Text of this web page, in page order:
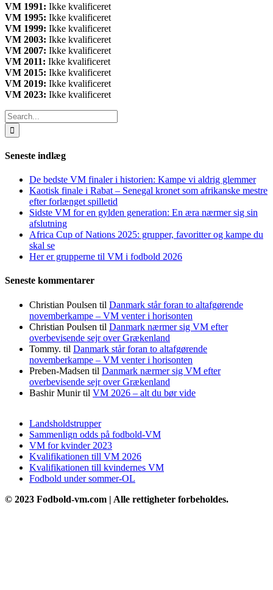
VM 1991: Ikke kvalificeret
VM 1995: Ikke kvalificeret
VM 1999: Ikke kvalificeret
VM 2003: Ikke kvalificeret
VM 2007: Ikke kvalificeret
VM 2011: Ikke kvalificeret
VM 2015: Ikke kvalificeret
VM 2019: Ikke kvalificeret
VM 2023: Ikke kvalificeret
Search
for:
Seneste indlæg
De bedste VM finaler i historien: Kampe vi aldrig glemmer
Kaotisk finale i Rabat – Senegal kronet som afrikanske mestre
efter forlænget spilletid
Sidste VM for en gylden generation: En æra nærmer sig sin
afslutning
Africa Cup of Nations 2025: grupper, favoritter og kampe du
skal se
Her er grupperne til VM i fodbold 2026
Seneste kommentarer
Christian Poulsen til Danmark står foran to altafgørende
novemberkampe – VM venter i horisonten
Christian Poulsen til Danmark nærmer sig VM efter
overbevisende sejr over Grækenland
Tommy. til Danmark står foran to altafgørende
novemberkampe – VM venter i horisonten
Preben-Madsen til Danmark nærmer sig VM efter
overbevisende sejr over Grækenland
Bashir Munirtil VM 2026 – alt du bør vide
Landsholdstrupper
Sammenlign odds på fodbold-VM
VM for kvinder 2023
Kvalifikationen till VM 2026
Kvalifikationen till kvindernes VM
Fodbold under sommer-OL
© 2023 Fodbold-vm.com | Alle rettigheter forbeholdes.